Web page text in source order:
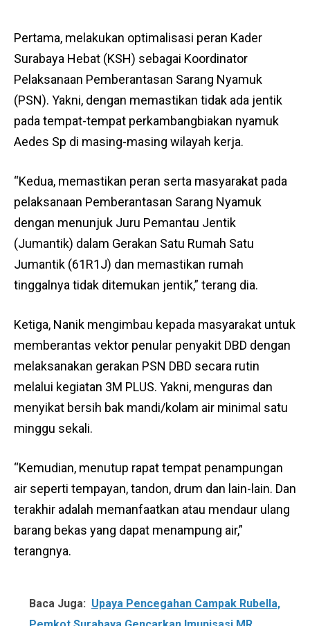
Pertama, melakukan optimalisasi peran Kader
Surabaya Hebat (KSH) sebagai Koordinator
Pelaksanaan Pemberantasan Sarang Nyamuk
(PSN). Yakni, dengan memastikan tidak ada jentik
pada tempat-tempat perkambangbiakan nyamuk
Aedes Sp di masing-masing wilayah kerja.
“Kedua, memastikan peran serta masyarakat pada
pelaksanaan Pemberantasan Sarang Nyamuk
dengan menunjuk Juru Pemantau Jentik
(Jumantik) dalam Gerakan Satu Rumah Satu
Jumantik (61R1J) dan memastikan rumah
tinggalnya tidak ditemukan jentik,” terang dia.
Ketiga, Nanik mengimbau kepada masyarakat untuk
memberantas vektor penular penyakit DBD dengan
melaksanakan gerakan PSN DBD secara rutin
melalui kegiatan 3M PLUS. Yakni, menguras dan
menyikat bersih bak mandi/kolam air minimal satu
minggu sekali.
“Kemudian, menutup rapat tempat penampungan
air seperti tempayan, tandon, drum dan lain-lain. Dan
terakhir adalah memanfaatkan atau mendaur ulang
barang bekas yang dapat menampung air,”
terangnya.
Baca Juga: Upaya Pencegahan Campak Rubella,